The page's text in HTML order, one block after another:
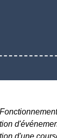
d'une